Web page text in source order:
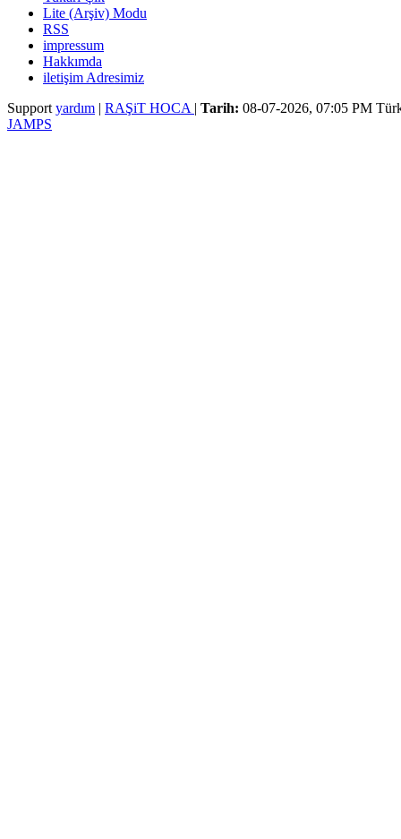
Lite (Arşiv) Modu
RSS
impressum
Hakkımda
iletişim Adresimiz
Support yardım | RAŞiT HOCA | Tarih: 08-07-2026, 07:05 PM
JAMPS